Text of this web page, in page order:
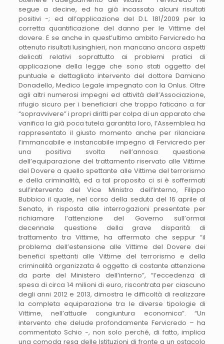
segue a decine, ed ha già incassato alcuni risultati
positivi -; ed all’applicazione del D.L. 181/2009 per la
corretta quantificazione del danno per le Vittime del
dovere. E se anche in quest’ultimo ambito Fervicredo ha
ottenuto risultati lusinghieri, non mancano ancora aspetti
delicati relativi soprattutto ai problemi pratici di
applicazione della legge che sono stati oggetto del
puntuale e dettagliato intervento del dottore Damiano
Donadello, Medico Legale impegnato con la Onlus. Oltre
agli altri numerosi impegni ed attività dell’Associazione,
rifugio sicuro per i beneficiari che troppo faticano a far
“sopravvivere” i propri diritti per colpa di un apparato che
vanifica la già poca tutela garantita loro, l’Assemblea ha
rappresentato il giusto momento anche per rilanciare
l’immancabile e instancabile impegno di Fervicredo per
una positiva svolta nell’annosa questione
dell’equiparazione del trattamento riservato alle Vittime
del Dovere a quello spettante alle Vittime del terrorismo
e della criminalità, ed a tal proposito ci si è soffermati
sull’intervento del Vice Ministro dell’Interno, Filippo
Bubbico il quale, nel corso della seduta del 16 aprile al
Senato, in risposta alle interrogazioni presentate per
richiamare l’attenzione del Governo sull’ormai
decennale questione della grave disparità di
trattamento tra Vittime, ha affermato che seppur “il
problema dell’estensione alle Vittime del Dovere dei
benefici spettanti alle Vittime del terrorismo e della
criminalità organizzata é oggetto di costante attenzione
da parte del Ministero dell’interno”, “l’eccedenza di
spesa di circa 14 milioni di euro, riscontrata per ciascuno
degli anni 2012 e 2013, dimostra le difficoltà di realizzare
la completa equiparazione tra le diverse tipologie di
Vittime, nell’attuale congiuntura economica”. “Un
intervento che delude profondamente Fervicredo – ha
commentato Schio -, non solo perché, di fatto, implica
una comoda resa delle Istituzioni di fronte a un ostacolo